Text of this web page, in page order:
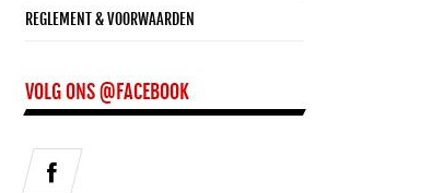
REGLEMENT & VOORWAARDEN
VOLG ONS @FACEBOOK